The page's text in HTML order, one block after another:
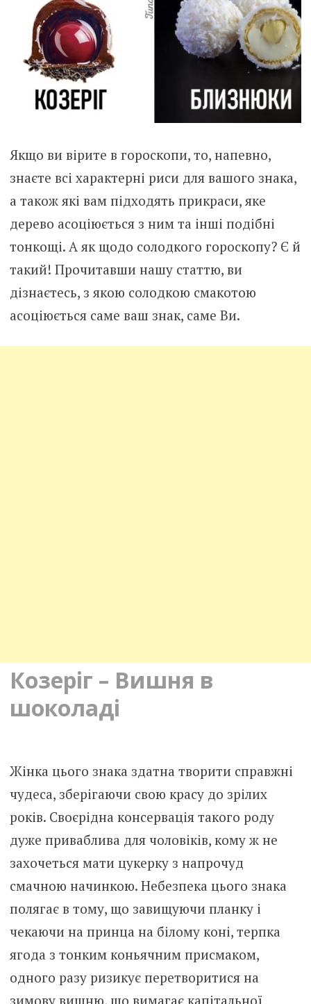
Якщо ви вірите в гороскопи, то, напевно,
знаєте всі характерні риси для вашого знака,
а також які вам підходять прикраси, яке
дерево асоціюється з ним та інші подібні
тонкощі. А як щодо солодкого гороскопу? Є й
такий! Прочитавши нашу статтю, ви
дізнаєтесь, з якою солодкою смакотою
асоціюється саме ваш знак, саме Ви.
Козеріг – Вишня в
шоколаді
Жінка цього знака здатна творити справжні
чудеса, зберігаючи свою красу до зрілих
років. Своєрідна консервація такого роду
дуже приваблива для чоловіків, кому ж не
захочеться мати цукерку з напрочуд
смачною начинкою. Небезпека цього знака
полягає в тому, що завищуючи планку і
чекаючи на принца на білому коні, терпка
ягода з тонким коньячним присмаком,
одного разу ризикує перетворитися на
зимову вишню, що вимагає капітальної